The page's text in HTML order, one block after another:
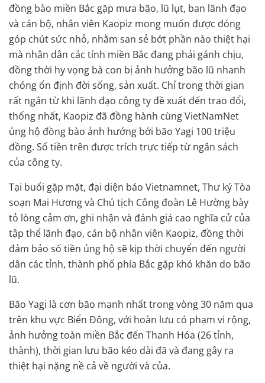
đồng bào miền Bắc gặp mưa bão, lũ lụt, ban lãnh đạo
và cán bộ, nhân viên Kaopiz mong muốn được đóng
góp chút sức nhỏ, nhằm san sẻ bớt phần nào thiệt hại
mà nhân dân các tỉnh miền Bắc đang phải gánh chịu,
đồng thời hy vọng bà con bị ảnh hưởng bão lũ nhanh
chóng ổn định đời sống, sản xuất. Chỉ trong thời gian
rất ngắn từ khi lãnh đạo công ty đề xuất đến trao đổi,
thống nhất, Kaopiz đã đồng hành cùng VietNamNet
ủng hộ đồng bào ảnh hưởng bởi bão Yagi 100 triệu
đồng. Số tiền trên được trích trực tiếp từ ngân sách
của công ty.
Tại buổi gặp mặt, đại diện báo Vietnamnet, Thư ký Tòa
soạn Mai Hương và Chủ tịch Công đoàn Lê Hường bày
tỏ lòng cảm ơn, ghi nhận và đánh giá cao nghĩa cử của
tập thể lãnh đạo, cán bộ nhân viên Kaopiz, đồng thời
đảm bảo số tiền ủng hộ sẽ kịp thời chuyển đến người
dân các tỉnh, thành phố phía Bắc gặp khó khăn do bão
lũ.
Bão Yagi là cơn bão mạnh nhất trong vòng 30 năm qua
trên khu vực Biển Đông, với hoàn lưu có phạm vi rộng,
ảnh hưởng toàn miền Bắc đến Thanh Hóa (26 tỉnh,
thành), thời gian lưu bão kéo dài đã và đang gây ra
thiệt hại nặng nề cả về người và của.